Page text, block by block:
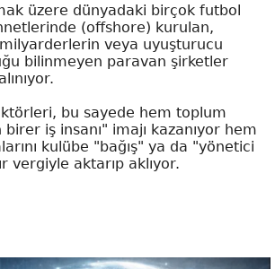
üzere dünyadaki birçok futbol
(offshore) kurulan,
veya uyuşturucu
bilinmeyen paravan şirketler
bu sayede hem toplum
birer iş insanı" imajı kazanıyor hem
kulübe "bağış" ya da "yönetici
vergiyle aktarıp aklıyor.